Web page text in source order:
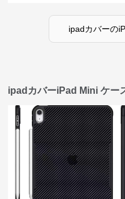
ipadカバーの
ipadカバーiPad Mini ケー